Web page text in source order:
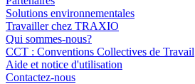
Solutions environnementales
Travailler chez TRAXIO
Qui sommes-nous?
CCT : Conventions Collectives de Travail
Aide et notice d'utilisation
Contactez-nous